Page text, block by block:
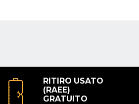
RITIRO USATO
(RAEE)
GRATUITO